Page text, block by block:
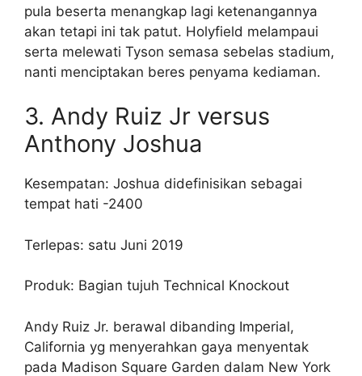
pula beserta menangkap lagi ketenangannya
akan tetapi ini tak patut. Holyfield melampaui
serta melewati Tyson semasa sebelas stadium,
nanti menciptakan beres penyama kediaman.
3. Andy Ruiz Jr versus
Anthony Joshua
Kesempatan: Joshua didefinisikan sebagai
tempat hati -2400
Terlepas: satu Juni 2019
Produk: Bagian tujuh Technical Knockout
Andy Ruiz Jr. berawal dibanding Imperial,
California yg menyerahkan gaya menyentak
pada Madison Square Garden dalam New York